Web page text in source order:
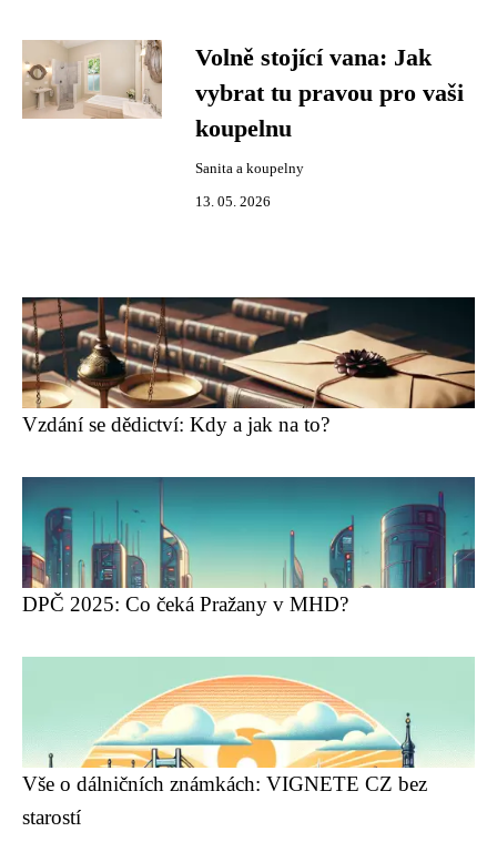
Volně stojící vana: Jak
vybrat tu pravou pro vaši
koupelnu
Sanita a koupelny
13. 05. 2026
Vzdání se dědictví: Kdy a jak na to?
DPČ 2025: Co čeká Pražany v MHD?
Vše o dálničních známkách: VIGNETE CZ bez
starostí